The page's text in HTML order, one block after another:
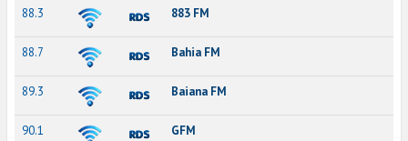
88.3 883 FM
88.7 Bahia FM
89.3 Baiana FM
90.1 GFM